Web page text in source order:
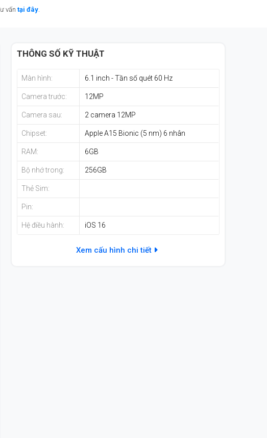
vấn tại đây.
THÔNG SỐ KỸ THUẬT
Màn hình: 6.1 inch - Tần số quét 60 Hz
Camera trước: 12MP
Camera sau: 2 camera 12MP
Chipset: Apple A15 Bionic (5 nm) 6 nhân
RAM: 6GB
Bộ nhớ trong: 256GB
Thẻ Sim:
Pin:
Hệ điều hành: iOS 16
Xem cấu hình chi tiết